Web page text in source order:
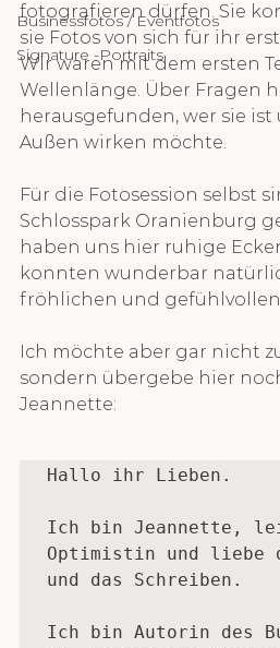
Businessfotos / Eventfotos
Signature -Portraits
fotografieren dürfen. Sie
sie Fotos von sich für ihr
Wir waren mit dem ersten
Wellenlänge. Über Fragen
herausgefunden, wer sie ist
Außen wirken möchte.
Für die Fotosession selbst
Schlosspark Oranienburg
haben uns hier ruhige
konnten wunderbar
fröhlichen und
Ich möchte aber gar nicht
sondern übergebe hier
Jeannette:
Hallo ihr Lieben.
Ich bin Jeannette,
Optimistin und
und das Schreiben.
Ich bin Autorin des